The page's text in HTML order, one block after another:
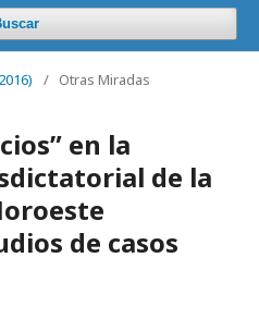
/ Otras Miradas
en la
de la
de casos